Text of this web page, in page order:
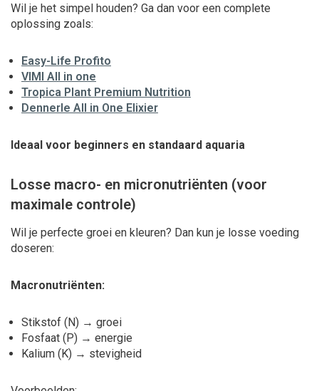
Wil je het simpel houden? Ga dan voor een complete
oplossing zoals:
Easy-Life Profito
VIMI All in one
Tropica Plant Premium Nutrition
Dennerle All in One Elixier
Ideaal voor beginners en standaard aquaria
Losse macro- en micronutriënten (voor
maximale controle)
Wil je perfecte groei en kleuren? Dan kun je losse voeding
doseren:
Macronutriënten:
Stikstof (N) → groei
Fosfaat (P) → energie
Kalium (K) → stevigheid